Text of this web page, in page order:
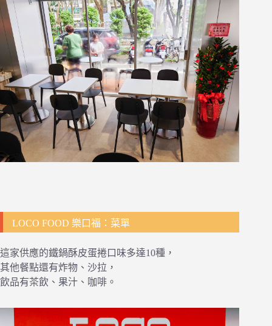
LOCO FOOD 樂口福：菜單
這家供應的鐵鍋酥皮蛋捲口味多達10種，
其他餐點還有炸物、沙拉，
飲品有茶飲、果汁、咖啡。